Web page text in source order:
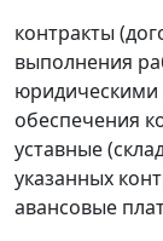
контракты
выполнения
юридическими
обеспечения
уставные
указанных
авансовые